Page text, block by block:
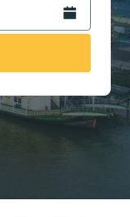
Ouvrez le